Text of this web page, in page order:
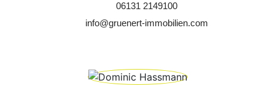
06131 2149100
info@gruenert-immobilien.com